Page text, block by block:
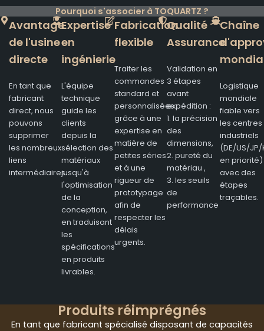
Pourquoi s'associer à TOQUARTZ ?
Avantage
de l'usine
directe
En tant que
fabricant
direct, nous
pouvons
supprimer
les nombreux
liens
intermédiaires.
Expertise
en
ingénierie
L'équipe
technique
guide les
clients
depuis la
sélection des
matériaux
jusqu'à
l'optimisation
de la
conception,
en traduisant
les
spécifications
en produits
livrables.
Fabrication
flexible
Traiter les
commandes
standard et
personnalisées
grâce à une
expertise en
matière de
petites séries
et à une
rigueur de
prototypage
afin de
respecter les
délais
urgents.
Qualité
Assurance
Validation en
3 étapes
avant
expédition :
1. la précision
des
dimensions,
2. pureté du
matériau ,
3. les seuils
de
performance
Chaîne
Logistique
mondiale
fiable vers
les centres
industriels
(DE/US/JP/
en priorité)
avec des
étapes
traçables.
Produits réimprégnés
En tant que fabricant spécialisé disposant de capacités